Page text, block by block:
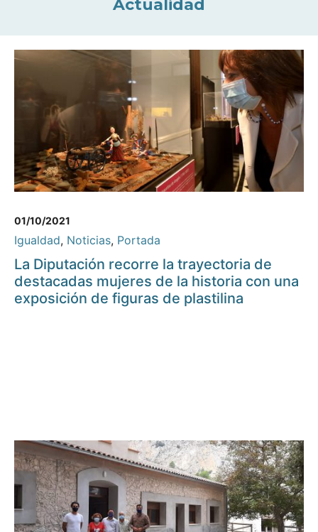
Actualidad
01/10/2021
Igualdad, Noticias, Portada
La Diputación recorre la trayectoria de
destacadas mujeres de la historia con una
exposición de figuras de plastilina